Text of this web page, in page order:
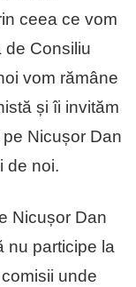
ceea ce vom
de Consiliu
vom rămâne
și îi invităm
Nicușor Dan
de noi.
Nicușor Dan
nu participe la
unde